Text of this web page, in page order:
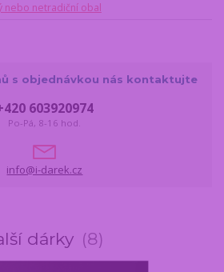
nebo netradiční obal
s objednávkou nás kontaktujte
603920974
Po-Pá, 8-16 hod.
info@i-darek.cz
dárky 8